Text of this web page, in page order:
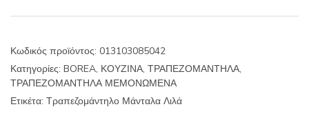
Κωδικός προϊόντος: 013103085042
Κατηγορίες: BOREA, ΚΟΥΖΙΝΑ, ΤΡΑΠΕΖΟΜΑΝΤΗΛΑ,
ΤΡΑΠΕΖΟΜΑΝΤΗΛΑ ΜΕΜΟΝΩΜΕΝΑ
Ετικέτα: Τραπεζομάντηλο Μάνταλα Λιλά